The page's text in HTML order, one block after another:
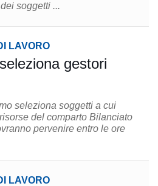
dei soggetti ...
LAVORO
gestori
seleziona soggetti a cui
del comparto Bilanciato
LAVORO